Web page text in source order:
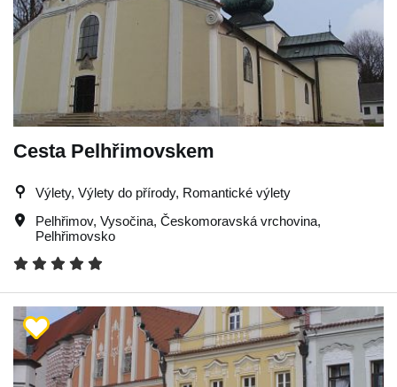
Cesta Pelhřimovskem
Výlety, Výlety do přírody, Romantické výlety
Pelhřimov, Vysočina, Českomoravská vrchovina,
Pelhřimovsko